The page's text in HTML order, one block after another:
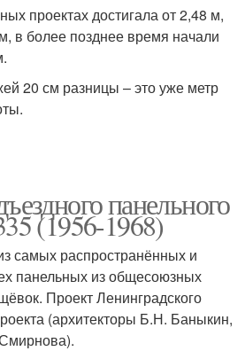
проектах достигала от 2,48 м,
в более позднее время начали
20 см разницы – это уже метр
панельного
(1956-1968)
самых распространённых и
панельных из общесоюзных
Проект Ленинградского
(архитекторы Б.Н. Баныкин,